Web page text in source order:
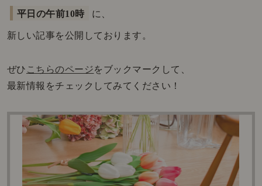
平日の午前10時 に、
新しい記事を公開しております。
ぜひ こちらのページをブックマークして、
最新情報をチェックしてみてください！